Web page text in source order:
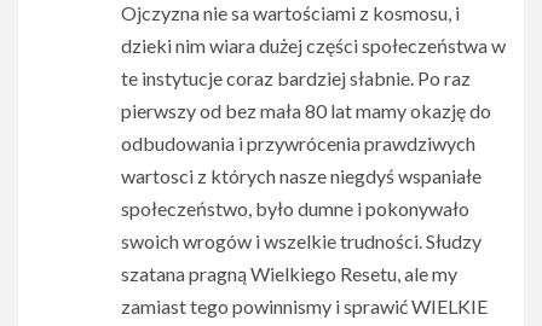
Ojczyzna nie sa wartościami z kosmosu, i
dzieki nim wiara dużej części społeczeństwa w
te instytucje coraz bardziej słabnie. Po raz
pierwszy od bez mała 80 lat mamy okazję do
odbudowania i przywrócenia prawdziwych
wartosci z których nasze niegdyś wspaniałe
społeczeństwo, było dumne i pokonywało
swoich wrogów i wszelkie trudności. Słudzy
szatana pragną Wielkiego Resetu, ale my
zamiast tego powinnismy i sprawić WIELKIE